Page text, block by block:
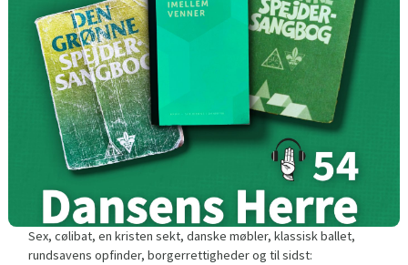
Sex, cølibat, en kristen sekt, danske møbler, klassisk ballet,
rundsavens opfinder, borgerrettigheder og til sidst: